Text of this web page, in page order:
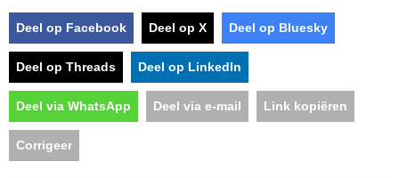
Deel op Facebook Deel op X Deel op Bluesky
Deel op Threads Deel op LinkedIn
Deel via WhatsApp Deel via e-mail Link kopiëren
Corrigeer